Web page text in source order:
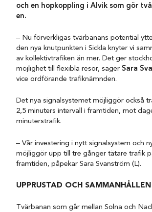
och en hopkoppling i Alvik som gör
en.
– Nu förverkligas tvärbanans potential
den nya knutpunkten i Sickla knyter vi
av kollektivtrafiken än mer. Det ger
möjlighet till flexibla resor, sägerSara
vice ordförande trafiknämnden.
Det nya signalsystemet möjliggör också
2,5 minuters intervall i framtiden, mot
minuterstrafik.
– Vår investering i nytt signalsystem och
möjliggör upp till tre gånger tätare trafik
framtiden, påpekar Sara Svanström (L).
UPPRUSTAD OCH
Tvärbanan som går mellan Solna och